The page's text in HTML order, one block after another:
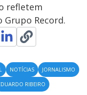
refletem
Grupo Record.
NOTÍCIAS
JORNALISMO
RIBEIRO